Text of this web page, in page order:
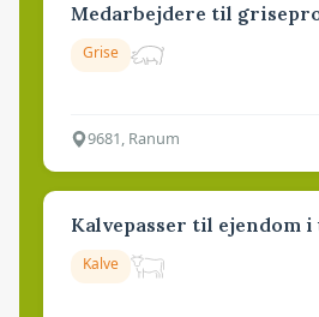
Medarbejdere til
Grise
9681, Ranum
Kalvepasser til ejendom
Kalve